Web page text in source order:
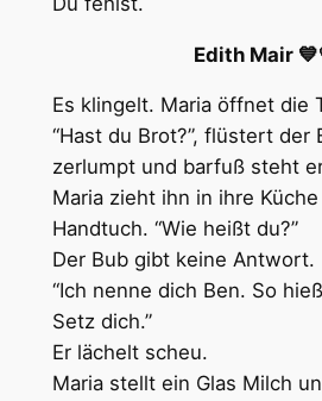
Edith Mair
Es klingelt. Maria öffnet die
“Hast du Brot?”, flüstert der
zerlumpt und barfuß steht
Maria zieht ihn in ihre
Handtuch. “Wie heißt du?”
Der Bub gibt keine Antwort.
“Ich nenne dich Ben. So
Setz dich.”
Er lächelt scheu.
Maria stellt ein Glas Milch